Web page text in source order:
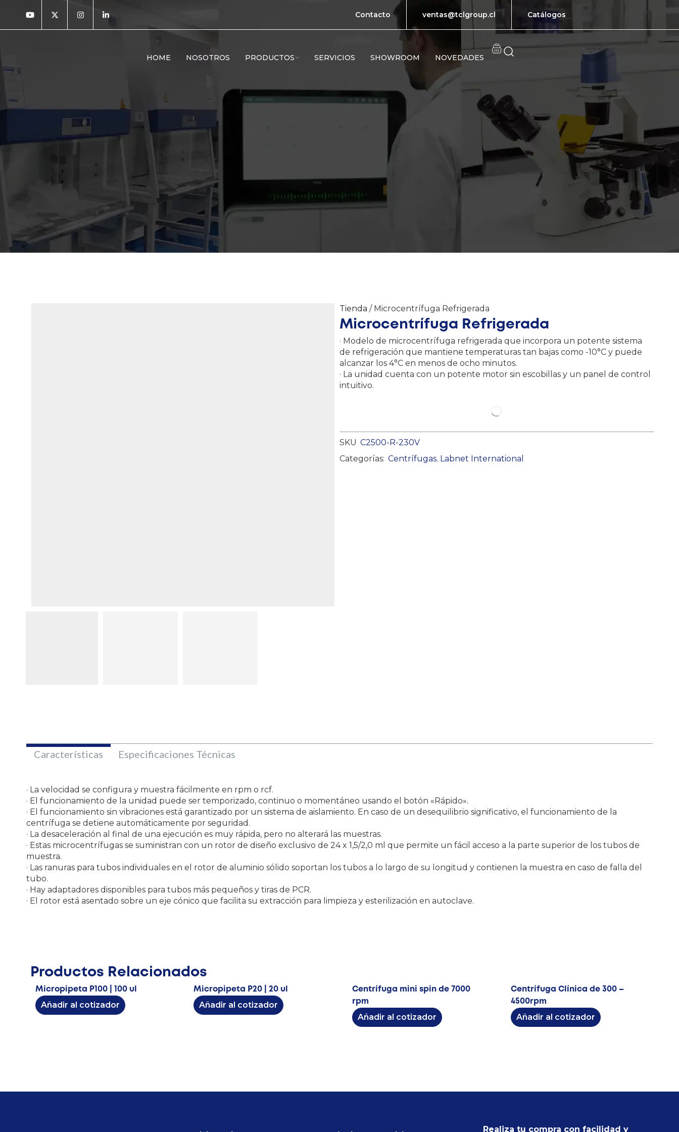
Contacto ventas@tclgroup.cl Catálogos
HOME NOSOTROS PRODUCTOS SERVICIOS SHOWROOM NOVEDADES
Tienda / Microcentrífuga Refrigerada
Microcentrífuga Refrigerada
· Modelo de microcentrífuga refrigerada que incorpora un potente sistema
de refrigeración que mantiene temperaturas tan bajas como -10°C y puede
alcanzar los 4°C en menos de ocho minutos.
· La unidad cuenta con un potente motor sin escobillas y un panel de control
intuitivo.
SKU C2500-R-230V
Categorías: Centrífugas, Labnet International
Características Especificaciones Técnicas
· La velocidad se configura y muestra fácilmente en rpm o rcf.
· El funcionamiento de la unidad puede ser temporizado, continuo o momentáneo usando el botón «Rápido».
· El funcionamiento sin vibraciones está garantizado por un sistema de aislamiento. En caso de un desequilibrio significativo, el funcionamiento de la
centrífuga se detiene automáticamente por seguridad.
· La desaceleración al final de una ejecución es muy rápida, pero no alterará las muestras.
· Estas microcentrífugas se suministran con un rotor de diseño exclusivo de 24 x 1,5/2,0 ml que permite un fácil acceso a la parte superior de los tubos de
muestra.
· Las ranuras para tubos individuales en el rotor de aluminio sólido soportan los tubos a lo largo de su longitud y contienen la muestra en caso de falla del
tubo.
· Hay adaptadores disponibles para tubos más pequeños y tiras de PCR.
· El rotor está asentado sobre un eje cónico que facilita su extracción para limpieza y esterilización en autoclave.
Productos Relacionados
Micropipeta P100 | 100 ul
Añadir al cotizador
Micropipeta P20 | 20 ul
Añadir al cotizador
Centrífuga mini spin de 7000
rpm
Añadir al cotizador
Centrífuga Clínica de 300 –
4500rpm
Añadir al cotizador
Realiza tu compra con facilidad y